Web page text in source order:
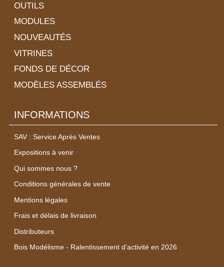
OUTILS
MODULES
NOUVEAUTÉS
VITRINES
FONDS DE DÉCOR
MODÈLES ASSEMBLÉS
INFORMATIONS
SAV : Service Après Ventes
Expositions à venir
Qui sommes nous ?
Conditions générales de vente
Mentions légales
Frais et délais de livraison
Distributeurs
Bois Modélisme - Ralentissement d'activité en 2026